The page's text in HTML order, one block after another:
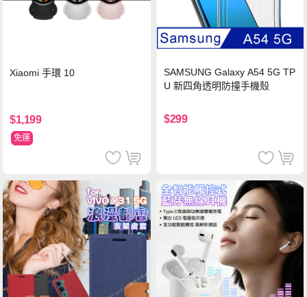
Xiaomi 手環 10
$1,199
免運
SAMSUNG Galaxy A54 5G TP
U 新四角透明防撞手機殼
$299